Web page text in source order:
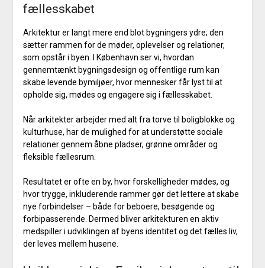
fællesskabet
Arkitektur er langt mere end blot bygningers ydre; den
sætter rammen for de møder, oplevelser og relationer,
som opstår i byen. I København ser vi, hvordan
gennemtænkt bygningsdesign og offentlige rum kan
skabe levende bymiljøer, hvor mennesker får lyst til at
opholde sig, mødes og engagere sig i fællesskabet.
Når arkitekter arbejder med alt fra torve til boligblokke og
kulturhuse, har de mulighed for at understøtte sociale
relationer gennem åbne pladser, grønne områder og
fleksible fællesrum.
Resultatet er ofte en by, hvor forskelligheder mødes, og
hvor trygge, inkluderende rammer gør det lettere at skabe
nye forbindelser – både for beboere, besøgende og
forbipasserende. Dermed bliver arkitekturen en aktiv
medspiller i udviklingen af byens identitet og det fælles liv,
der leves mellem husene.